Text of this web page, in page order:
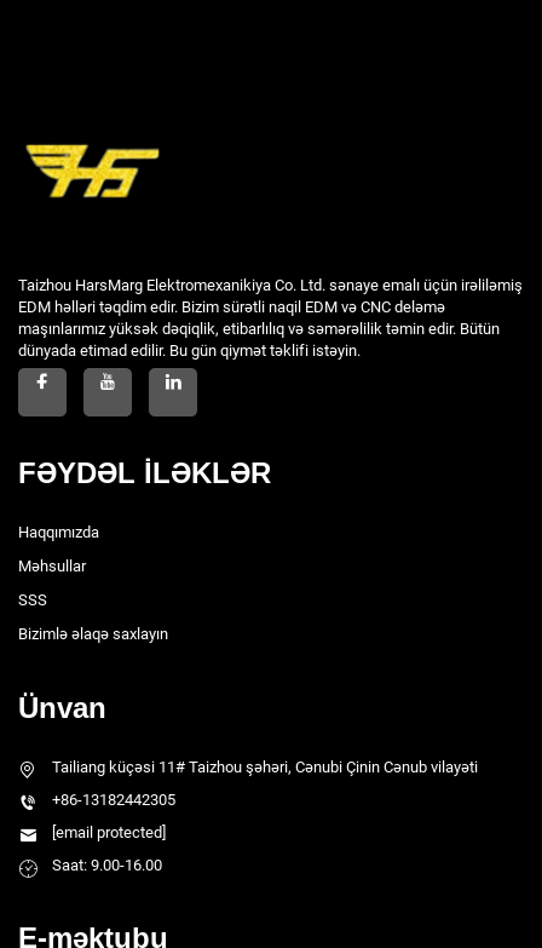
Taizhou HarsMarg Elektromexanikiya Co. Ltd. sənaye emalı üçün irəliləmiş
EDM həlləri təqdim edir. Bizim sürətli naqil EDM və CNC deləmə
maşınlarımız yüksək dəqiqlik, etibarlılıq və səmərəlilik təmin edir. Bütün
dünyada etimad edilir. Bu gün qiymət təklifi istəyin.
FƏYDƏL İLƏKLƏR
Haqqımızda
Məhsullar
SSS
Bizimlə əlaqə saxlayın
Ünvan
Tailiang küçəsi 11# Taizhou şəhəri, Cənubi Çinin Cənub vilayəti
+86-13182442305
[email protected]
Saat: 9.00-16.00
E-məktubu